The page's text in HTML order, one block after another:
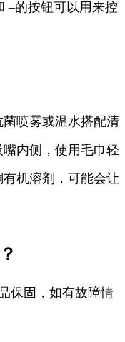
–的按钮可以用来控
喷雾或温水搭配清
内侧，使用毛巾轻
机溶剂，可能会让
保固，如有故障情